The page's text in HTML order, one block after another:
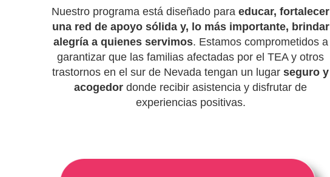
Nuestro programa está diseñado para educar, fortalecer
una red de apoyo sólida y, lo más importante, brindar
alegría a quienes servimos. Estamos comprometidos a
garantizar que las familias afectadas por el TEA y otros
trastornos en el sur de Nevada tengan un lugar seguro y
acogedor donde recibir asistencia y disfrutar de
experiencias positivas.